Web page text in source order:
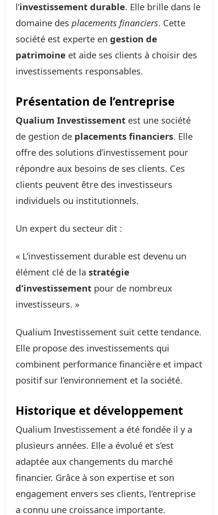
l’investissement durable. Elle brille dans le
domaine des placements financiers. Cette
société est experte en gestion de
patrimoine et aide ses clients à choisir des
investissements responsables.
Présentation de l’entreprise
Qualium Investissement est une société
de gestion de placements financiers. Elle
offre des solutions d’investissement pour
répondre aux besoins de ses clients. Ces
clients peuvent être des investisseurs
individuels ou institutionnels.
Un expert du secteur dit :
« L’investissement durable est devenu un
élément clé de la stratégie
d’investissement pour de nombreux
investisseurs. »
Qualium Investissement suit cette tendance.
Elle propose des investissements qui
combinent performance financière et impact
positif sur l’environnement et la société.
Historique et développement
Qualium Investissement a été fondée il y a
plusieurs années. Elle a évolué et s’est
adaptée aux changements du marché
financier. Grâce à son expertise et son
engagement envers ses clients, l’entreprise
a connu une croissance importante.